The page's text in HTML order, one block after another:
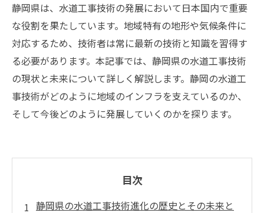
静岡県は、水道工事技術の発展において日本国内で重要
な役割を果たしています。地域特有の地形や気候条件に
対応するため、技術者は常に最新の技術と知識を習得す
る必要があります。本記事では、静岡県の水道工事技術
の現状と未来について詳しく解説します。静岡の水道工
事技術がどのように地域のインフラを支えているのか、
そして今後どのように発展していくのかを探ります。
目次
静岡県の水道工事技術進化の歴史とその未来と